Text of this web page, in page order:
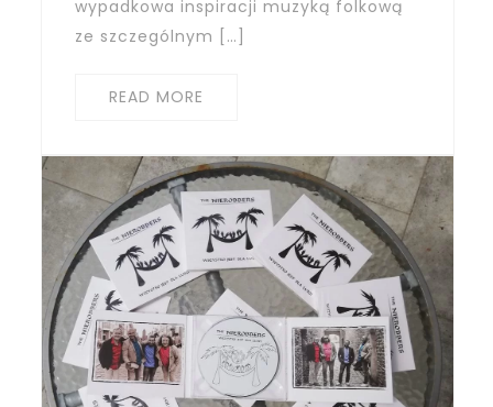
wypadkowa inspiracji muzyką folkową
ze szczególnym […]
READ MORE